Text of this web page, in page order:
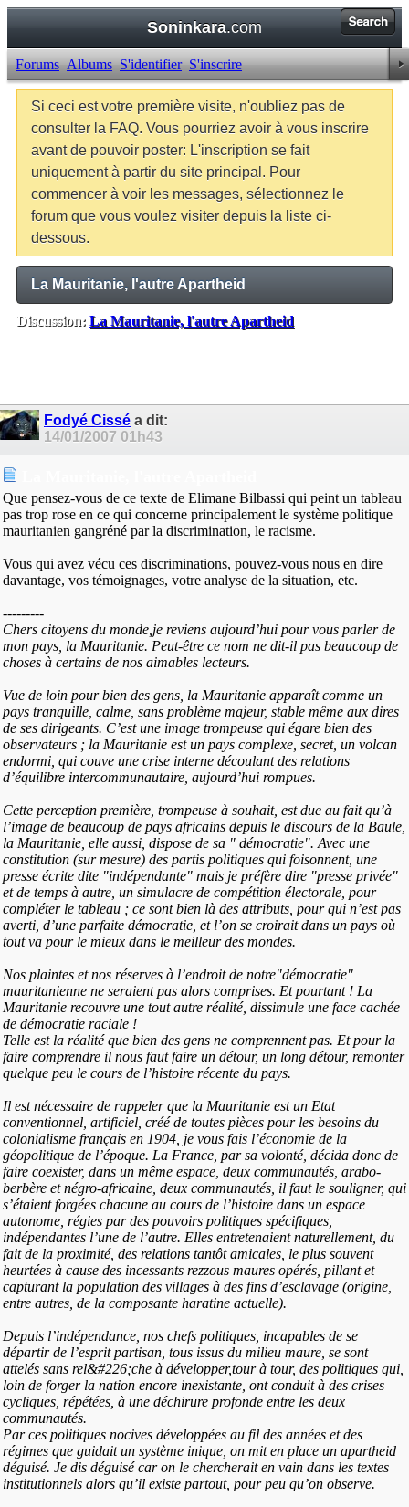
Soninkara.com
Forums Albums S'identifier S'inscrire
Si ceci est votre première visite, n'oubliez pas de
consulter la FAQ. Vous pourriez avoir à vous inscrire
avant de pouvoir poster: L'inscription se fait
uniquement à partir du site principal. Pour
commencer à voir les messages, sélectionnez le
forum que vous voulez visiter depuis la liste ci-
dessous.
La Mauritanie, l'autre Apartheid
Discussion: La Mauritanie, l'autre Apartheid
Fodyé Cissé a dit:
14/01/2007 01h43
Que pensez-vous de ce texte de Elimane Bilbassi qui peint un tableau
pas trop rose en ce qui concerne principalement le système politique
mauritanien gangréné par la discrimination, le racisme.
Vous qui avez vécu ces discriminations, pouvez-vous nous en dire
davantage, vos témoignages, votre analyse de la situation, etc.
---------
Chers citoyens du monde,je reviens aujourd’hui pour vous parler de
mon pays, la Mauritanie. Peut-être ce nom ne dit-il pas beaucoup de
choses à certains de nos aimables lecteurs.
Vue de loin pour bien des gens, la Mauritanie apparaît comme un
pays tranquille, calme, sans problème majeur, stable même aux dires
de ses dirigeants. C’est une image trompeuse qui égare bien des
observateurs ; la Mauritanie est un pays complexe, secret, un volcan
endormi, qui couve une crise interne découlant des relations
d’équilibre intercommunautaire, aujourd’hui rompues.
Cette perception première, trompeuse à souhait, est due au fait qu’à
l’image de beaucoup de pays africains depuis le discours de la Baule,
la Mauritanie, elle aussi, dispose de sa " démocratie". Avec une
constitution (sur mesure) des partis politiques qui foisonnent, une
presse écrite dite "indépendante" mais je préfère dire "presse privée"
et de temps à autre, un simulacre de compétition électorale, pour
compléter le tableau ; ce sont bien là des attributs, pour qui n’est pas
averti, d’une parfaite démocratie, et l’on se croirait dans un pays où
tout va pour le mieux dans le meilleur des mondes.
Nos plaintes et nos réserves à l’endroit de notre"démocratie"
mauritanienne ne seraient pas alors comprises. Et pourtant ! La
Mauritanie recouvre une tout autre réalité, dissimule une face cachée
de démocratie raciale !
Telle est la réalité que bien des gens ne comprennent pas. Et pour la
faire comprendre il nous faut faire un détour, un long détour, remonter
quelque peu le cours de l’histoire récente du pays.
Il est nécessaire de rappeler que la Mauritanie est un Etat
conventionnel, artificiel, créé de toutes pièces pour les besoins du
colonialisme français en 1904, je vous fais l’économie de la
géopolitique de l’époque. La France, par sa volonté, décida donc de
faire coexister, dans un même espace, deux communautés, arabo-
berbère et négro-africaine, deux communautés, il faut le souligner, qui
s’étaient forgées chacune au cours de l’histoire dans un espace
autonome, régies par des pouvoirs politiques spécifiques,
indépendantes l’une de l’autre. Elles entretenaient naturellement, du
fait de la proximité, des relations tantôt amicales, le plus souvent
heurtées à cause des incessants rezzous maures opérés, pillant et
capturant la population des villages à des fins d’esclavage (origine,
entre autres, de la composante haratine actuelle).
Depuis l’indépendance, nos chefs politiques, incapables de se
départir de l’esprit partisan, tous issus du milieu maure, se sont
attelés sans rel&#226;che à développer,tour à tour, des politiques qui,
loin de forger la nation encore inexistante, ont conduit à des crises
cycliques, répétées, à une déchirure profonde entre les deux
communautés.
Par ces politiques nocives développées au fil des années et des
régimes que guidait un système inique, on mit en place un apartheid
déguisé. Je dis déguisé car on le chercherait en vain dans les textes
institutionnels alors qu’il existe partout, pour peu qu’on observe.